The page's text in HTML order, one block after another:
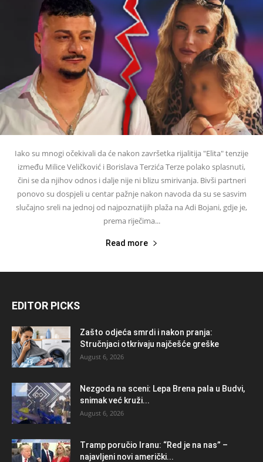
Iako su mnogi očekivali da će nakon završetka rijalitija "Elita" tenzije
između Milice Veličković i Borislava Terzića Terze polako splasnuti,
čini se da njihov odnos i dalje nije ni blizu smirivanja. Bivši partneri
ponovo su dospjeli u centar pažnje nakon navoda da su se sasvim
slučajno sreli na jednoj od najpoznatijih plaža na Adi Bojani, gdje je,
prema riječima...
Read more
EDITOR PICKS
Zašto odjeća smrdi i nakon pranja:
Stručnjaci otkrivaju najčešće greške
August 6, 2026
Nezgoda na sceni: Lepa Brena pala u Budvi,
snimak već kruži...
August 6, 2026
Tramp poručio Iranu: “Red je na nas” –
najavljeni novi američki...